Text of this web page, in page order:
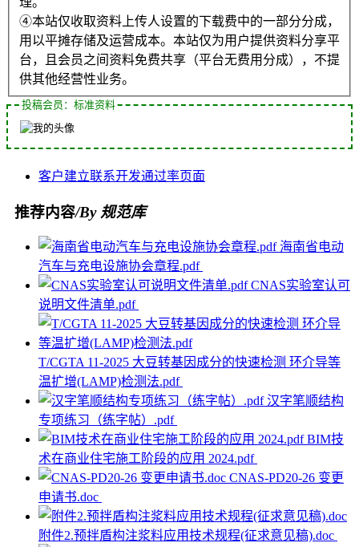
④本站仅收取资料上传人设置的下载费中的一部分分成，
用以平摊存储及运营成本。本站仅为用户提供资料分享平
台，且会员之间资料免费共享（平台无费用分成），不提
供其他经营性业务。
投稿会员：标准资料
客户建立联系开发通过率页面
推荐内容/By 规范库
海南省电动
汽车与充电设施协会章程.pdf
CNAS实验室认可
说明文件清单.pdf
T/CGTA 11-2025 大豆转基因成分的快速检测 环介导等
温扩增(LAMP)检测法.pdf
汉字笔顺结构
专项练习（练字帖）.pdf
BIM技
术在商业住宅施工阶段的应用 2024.pdf
CNAS-PD20-26 变更
申请书.doc
附件2.预拌盾构注浆料应用技术规程(征求意见稿).doc